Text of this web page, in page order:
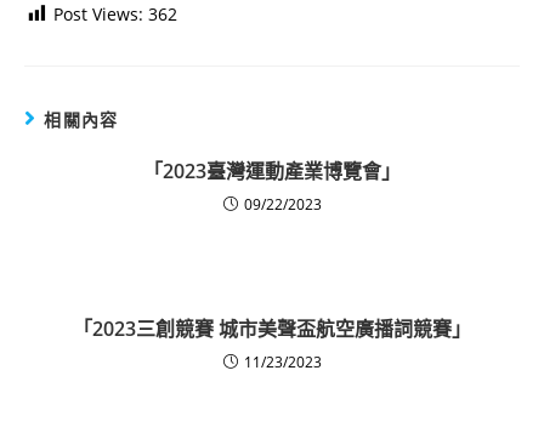
Post Views: 362
相關內容
「2023臺灣運動產業博覽會」
09/22/2023
「2023三創競賽 城市美聲盃航空廣播詞競賽」
11/23/2023